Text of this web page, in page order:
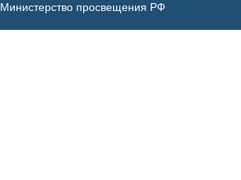
Министерство просвещения РФ